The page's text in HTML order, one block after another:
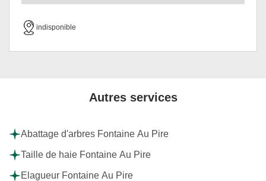
indisponible
Autres services
Abattage d'arbres Fontaine Au Pire
Taille de haie Fontaine Au Pire
Elagueur Fontaine Au Pire